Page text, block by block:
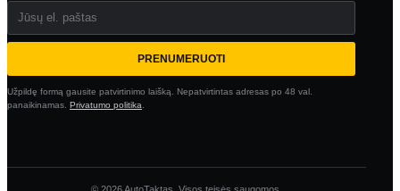
Jūsų el. paštas
PRENUMERUOTI
Užpildę formą gausite patvirtinimo laišką. Nepatvirtintas adresas po 48 val.
panaikinamas. Privatumo politika